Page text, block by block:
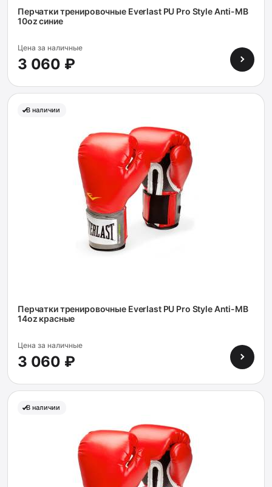
Перчатки тренировочные Everlast PU Pro Style Anti-MB
10oz синие
Цена за наличные
3 060 ₽
В наличии
Перчатки тренировочные Everlast PU Pro Style Anti-MB
14oz красные
Цена за наличные
3 060 ₽
В наличии